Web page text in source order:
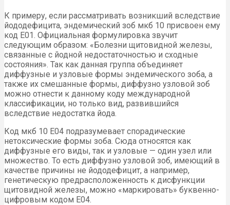
К примеру, если рассматривать возникший вследствие
йододефицита, эндемический зоб мкб 10 присвоен ему
код Е01. Официальная формулировка звучит
следующим образом: «Болезни щитовидной железы,
связанные с йодной недостаточностью и сходные
состояния». Так как данная группа объединяет
диффузные и узловые формы эндемического зоба, а
также их смешанные формы, диффузно узловой зоб
можно отнести к данному коду международной
классификации, но только вид, развившийся
вследствие недостатка йода.
Код мкб 10 Е04 подразумевает спорадические
нетоксические формы зоба. Сюда относятся как
диффузные его виды, так и узловые — один узел или
множество. То есть диффузно узловой зоб, имеющий в
качестве причины не йододефицит, а например,
генетическую предрасположенность к дисфункции
щитовидной железы, можно «маркировать» буквенно-
цифровым кодом Е04.